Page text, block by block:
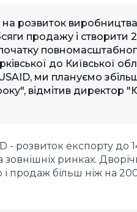
розвиток виробництва
продажу і створити
до Київської
ми плануємо
відмітив
розвиток експорту до
ринках.
продаж більш ніж на